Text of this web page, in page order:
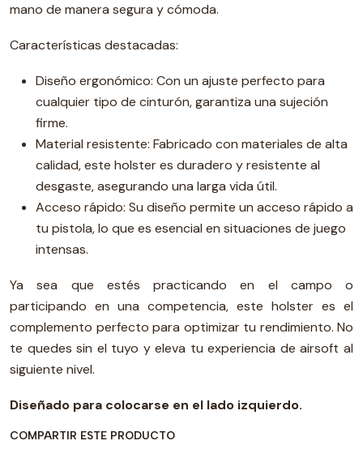
mano de manera segura y cómoda.
Características destacadas:
Diseño ergonómico: Con un ajuste perfecto para
cualquier tipo de cinturón, garantiza una sujeción
firme.
Material resistente: Fabricado con materiales de alta
calidad, este holster es duradero y resistente al
desgaste, asegurando una larga vida útil.
Acceso rápido: Su diseño permite un acceso rápido a
tu pistola, lo que es esencial en situaciones de juego
intensas.
Ya sea que estés practicando en el campo o
participando en una competencia, este holster es el
complemento perfecto para optimizar tu rendimiento. No
te quedes sin el tuyo y eleva tu experiencia de airsoft al
siguiente nivel.
Diseñado para colocarse en el lado izquierdo.
COMPARTIR ESTE PRODUCTO